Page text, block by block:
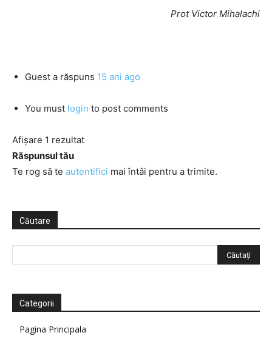
Prot Victor Mihalachi
Guest a răspuns 15 ani ago
You must login to post comments
Afișare 1 rezultat
Răspunsul tău
Te rog să te autentifici mai întâi pentru a trimite.
Căutare
Categorii
Pagina Principala